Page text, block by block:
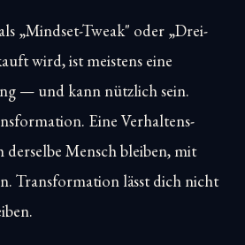
„Mindset-Tweak" oder „Drei-
wird, ist meistens eine
— und kann nützlich sein.
Eine Verhaltens-
derselbe Mensch bleiben, mit
Transformation lässt dich nicht